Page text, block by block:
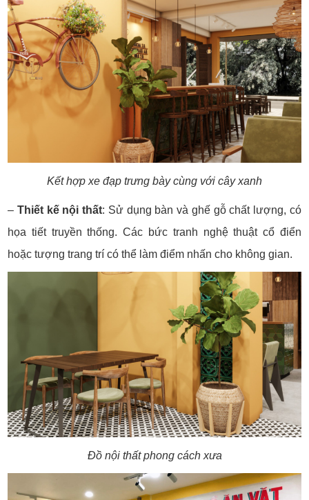
Kết hợp xe đạp trưng bày cùng với cây xanh
– Thiết kế nội thất: Sử dụng bàn và ghế gỗ chất lượng, có
họa tiết truyền thống.Các bức tranh nghệ thuật cổ điển
hoặc tượng trang trí có thể làm điểm nhấn cho không gian.
Đồ nội thất phong cách xưa